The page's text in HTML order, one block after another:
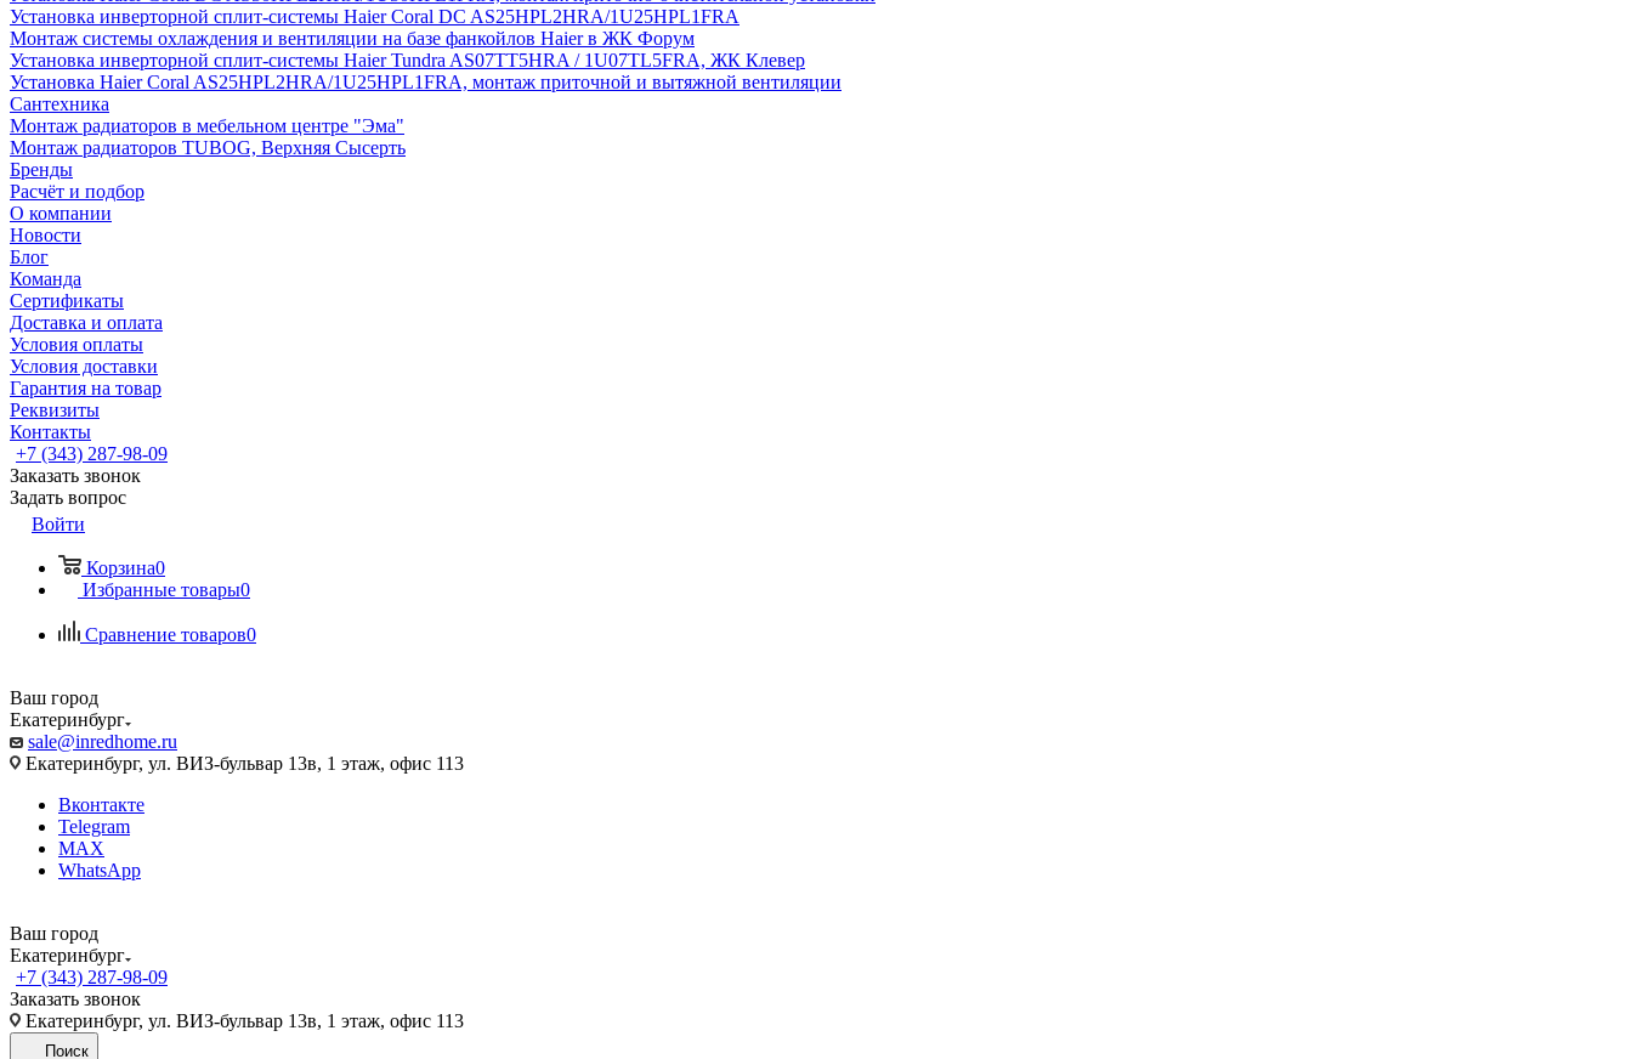
Установка инверторной сплит-системы Haier Coral DC AS25HPL2HRA/1U25HPL1FRA
Монтаж системы охлаждения и вентиляции на базе фанкойлов Haier в ЖК Форум
Установка инверторной сплит-системы Haier Tundra AS07TT5HRA / 1U07TL5FRA, ЖК Клевер
Установка Haier Coral AS25HPL2HRA/1U25HPL1FRA, монтаж приточной и вытяжной вентиляции
Сантехника
Монтаж радиаторов в мебельном центре "Эма"
Монтаж радиаторов TUBOG, Верхняя Сысерть
Бренды
Расчёт и подбор
О компании
Новости
Блог
Команда
Сертификаты
Доставка и оплата
Условия оплаты
Условия доставки
Гарантия на товар
Реквизиты
Контакты
+7 (343) 287-98-09
Заказать звонок
Задать вопрос
Войти
Корзина0
Избранные товары0
Сравнение товаров0
Ваш город
Екатеринбург
sale@inredhome.ru
Екатеринбург, ул. ВИЗ-бульвар 13в, 1 этаж, офис 113
Вконтакте
Telegram
MAX
WhatsApp
Ваш город
Екатеринбург
+7 (343) 287-98-09
Заказать звонок
Екатеринбург, ул. ВИЗ-бульвар 13в, 1 этаж, офис 113
Поиск